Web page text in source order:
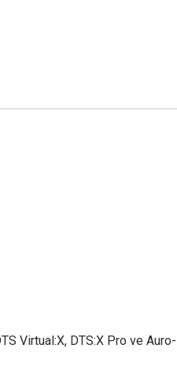
Virtual:X, DTS:X Pro ve Auro-